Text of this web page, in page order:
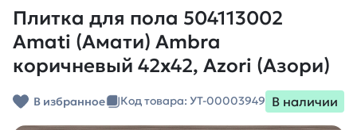
Плитка для пола 504113002
Amati (Амати) Ambra
коричневый 42х42, Azori (Азори)
В избранное Код товара: УТ-00003949 В наличии